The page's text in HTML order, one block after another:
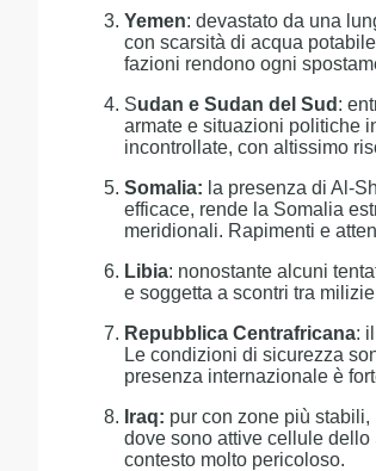
Yemen: devastato da una
con scarsità di acqua
fazioni rendono ogni
Sudan e Sudan del Sud :
armate e situazioni politiche
incontrollate, con altissimo
Somalia: la presenza di Al-
efficace, rende la Somalia
meridionali. Rapimenti e
Libia: nonostante alcuni
e soggetta a scontri tra
Repubblica Centrafricana:
Le condizioni di sicurezza
presenza internazionale è
Iraq: pur con zone più
dove sono attive cellule dello
contesto molto pericoloso.